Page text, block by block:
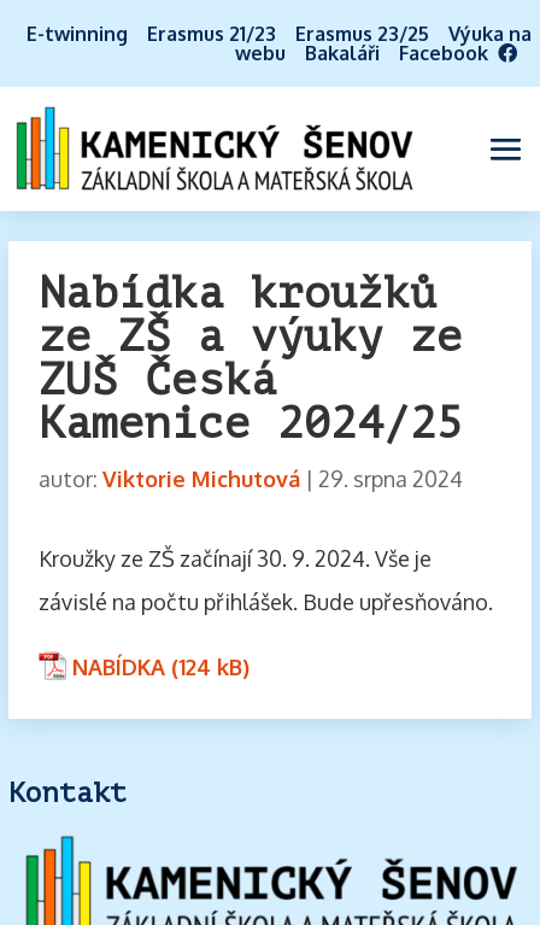
E-twinning Erasmus 21/23 Erasmus 23/25
Výuka na
webu
Bakaláři Facebook
Nabídka kroužků
ze ZŠ a výuky ze
ZUŠ Česká
Kamenice 2024/25
autor: Viktorie Michutová| 29. srpna 2024
Kroužky ze ZŠ začínají 30. 9. 2024. Vše je
závislé na počtu přihlášek. Bude upřesňováno.
NABÍDKA
Kontakt